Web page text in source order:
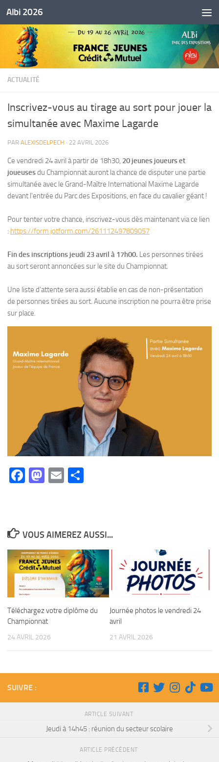
Skip to content
Albi 2026
ACTUALITÉ
Inscrivez-vous au tirage au sort pour jouer la
simultanée avec Maxime Lagarde
PAR ALEXISDELPECH · 22 AVRIL 2026
Ce vendredi 24 avril à partir de 18h30, 20 jeunes joueurs et
joueusesdu Championnat auront la chance de disputer une partie
simultanée avec le Grand-Maître International Maxime Lagarde
devant l’entrée du Parc des Expositions, en face du cavalier géant !
Pour tenter votre chance, inscrivez-vous dès maintenant via ce lien
: https://form.jotform.com/261112497809057
Fin des inscriptions jeudi 23 avril à 17h00. Les personnes tirées
au sort seront annoncées sur le site du Championnat.
Une liste d’attente sera aussi établie en cas de non-présentation
de personnes tirées au sort. Aucune inscription ne pourra être prise
sur place.
Facebook
Mastodon
Email
VOUS AIMEREZ AUSSI...
Téléchargez votre diplôme du
Championnat
24 AVRIL 2026
Journée photos le vendredi 24
avril
21 AVRIL 2026
SUIVRE :
ARTICLE SUIVANT
Jeudi à 14h45 : réunion du secteur scolaire
ARTICLE PRÉCÉDENT